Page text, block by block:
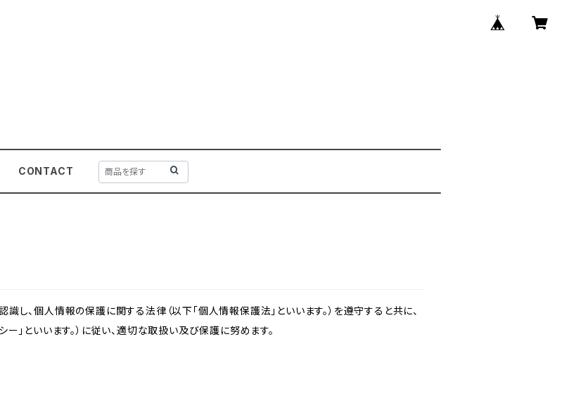
CONTACT
し、個人情報の保護に関する法律（以下「個人情報保護法」といいます。）を遵守すると共に、
」といいます。）に従い、適切な取扱い及び保護に努めます。